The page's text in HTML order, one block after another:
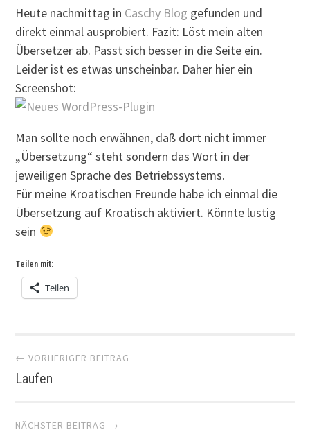
Heute nachmittag in Caschy Blog gefunden und
direkt einmal ausprobiert. Fazit: Löst mein alten
Übersetzer ab. Passt sich besser in die Seite ein.
Leider ist es etwas unscheinbar. Daher hier ein
Screenshot:
Man sollte noch erwähnen, daß dort nicht immer
„Übersetzung“ steht sondern das Wort in der
jeweiligen Sprache des Betriebssystems.
Für meine Kroatischen Freunde habe ich einmal die
Übersetzung auf Kroatisch aktiviert. Könnte lustig
sein
Teilen mit:
Teilen
Artikel-
Navigation
← VORHERIGER BEITRAG
Laufen
NÄCHSTER BEITRAG →